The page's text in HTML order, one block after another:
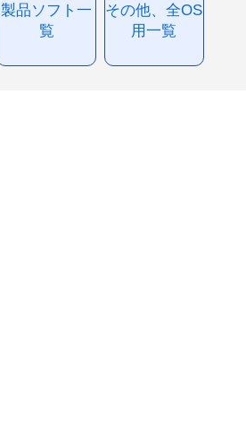
製品ソフト一
覧
その他、全OS
用一覧